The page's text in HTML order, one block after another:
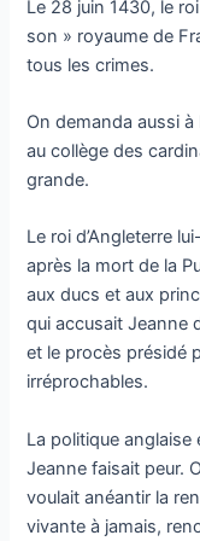
Le 28 juin 1430, le
son » royaume de
tous les crimes.
On demanda aussi à
au collège des
grande.
Le roi d’Angleterre
après la mort de la
aux ducs et aux
qui accusait Jeanne
et le procès présidé
irréprochables.
La politique anglaise
Jeanne faisait peur.
voulait anéantir la
vivante à jamais,